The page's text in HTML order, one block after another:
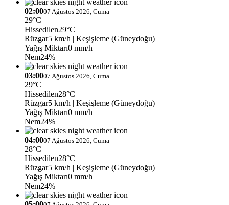
02:0007 Ağustos 2026, Cuma
29°C
Hissedilen29°C
Rüzgar5 km/h | Keşişleme (Güneydoğu)
Yağış Miktarı0 mm/h
Nem24%
03:0007 Ağustos 2026, Cuma
29°C
Hissedilen28°C
Rüzgar5 km/h | Keşişleme (Güneydoğu)
Yağış Miktarı0 mm/h
Nem24%
04:0007 Ağustos 2026, Cuma
28°C
Hissedilen28°C
Rüzgar5 km/h | Keşişleme (Güneydoğu)
Yağış Miktarı0 mm/h
Nem24%